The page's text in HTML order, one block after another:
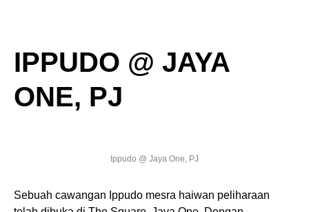
IPPUDO @ JAYA
ONE, PJ
Ippudo @ Jaya One, PJ
Sebuah cawangan Ippudo mesra haiwan peliharaan